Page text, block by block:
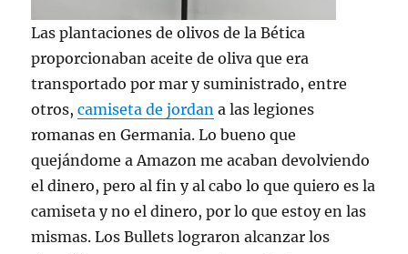
Las plantaciones de olivos de la Bética
proporcionaban aceite de oliva que era
transportado por mar y suministrado, entre
otros,camiseta de jordan a las legiones
romanas en Germania. Lo bueno que
quejándome a Amazon me acaban devolviendo
el dinero, pero al fin y al cabo lo que quiero es la
camiseta y no el dinero, por lo que estoy en las
mismas. Los Bullets lograron alcanzar los